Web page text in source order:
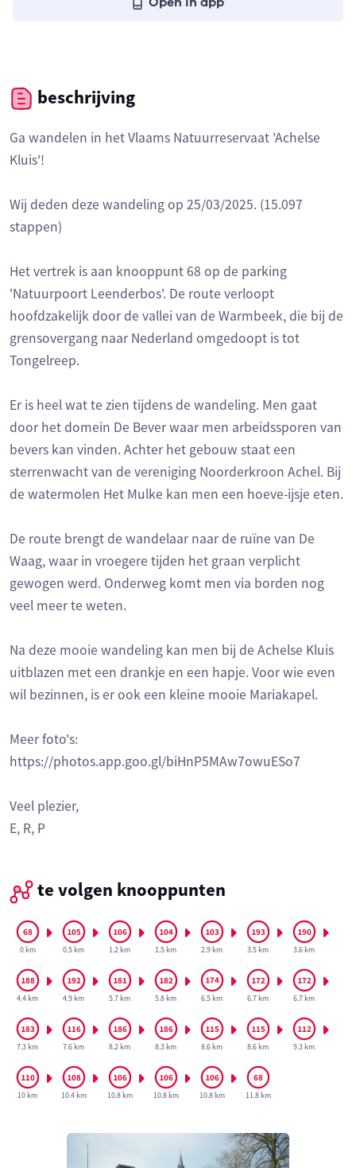
beschrijving
Ga wandelen in het Vlaams Natuurreservaat 'Achelse
Kluis'!
Wij deden deze wandeling op 25/03/2025. (15.097
stappen)
Het vertrek is aan knooppunt 68 op de parking
'Natuurpoort Leenderbos'. De route verloopt
hoofdzakelijk door de vallei van de Warmbeek, die bij de
grensovergang naar Nederland omgedoopt is tot
Tongelreep.
Er is heel wat te zien tijdens de wandeling. Men gaat
door het domein De Bever waar men arbeidssporen van
bevers kan vinden. Achter het gebouw staat een
sterrenwacht van de vereniging Noorderkroon Achel. Bij
de watermolen Het Mulke kan men een hoeve-ijsje eten.
De route brengt de wandelaar naar de ruïne van De
Waag, waar in vroegere tijden het graan verplicht
gewogen werd. Onderweg komt men via borden nog
veel meer te weten.
Na deze mooie wandeling kan men bij de Achelse Kluis
uitblazen met een drankje en een hapje. Voor wie even
wil bezinnen, is er ook een kleine mooie Mariakapel.
Meer foto's:
https://photos.app.goo.gl/biHnP5MAw7owuESo7
Veel plezier,
E, R, P
te volgen knooppunten
0 km 0.5 km 1.2 km 1.5 km 2.9 km 3.5 km 3.6 km
4.4 km 4.9 km 5.7 km 5.8 km 6.5 km 6.7 km 6.7 km
7.3 km 7.6 km 8.2 km 8.3 km 8.6 km 8.6 km 9.3 km
10 km 10.4 km 10.8 km 10.8 km 10.8 km 11.8 km